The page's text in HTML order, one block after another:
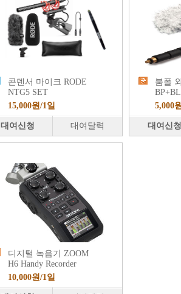
콘덴서 마이크 RODE
NTG5 SET
15,000원/1일
대여신청 대여달력
붐폴
5,000
대여신청
디지털 녹음기 ZOOM
H6 Handy Recorder
10,000원/1일